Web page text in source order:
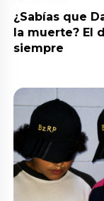
¿Sabías que
la muerte? El
siempre